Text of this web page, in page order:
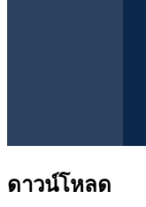
ดาวน์โหลด